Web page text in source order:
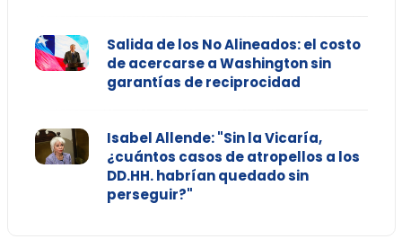
Salida de los No Alineados: el costo
de acercarse a Washington sin
garantías de reciprocidad
Isabel Allende: "Sin la Vicaría,
¿cuántos casos de atropellos a los
DD.HH. habrían quedado sin
perseguir?"